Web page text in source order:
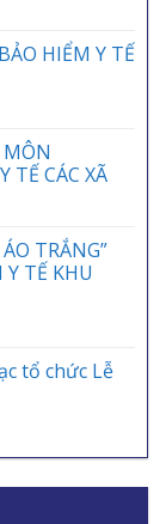
HIỂM Y TẾ
MÔN
TẾ CÁC XÃ
TRẮNG”
TẾ KHU
tổ chức Lễ